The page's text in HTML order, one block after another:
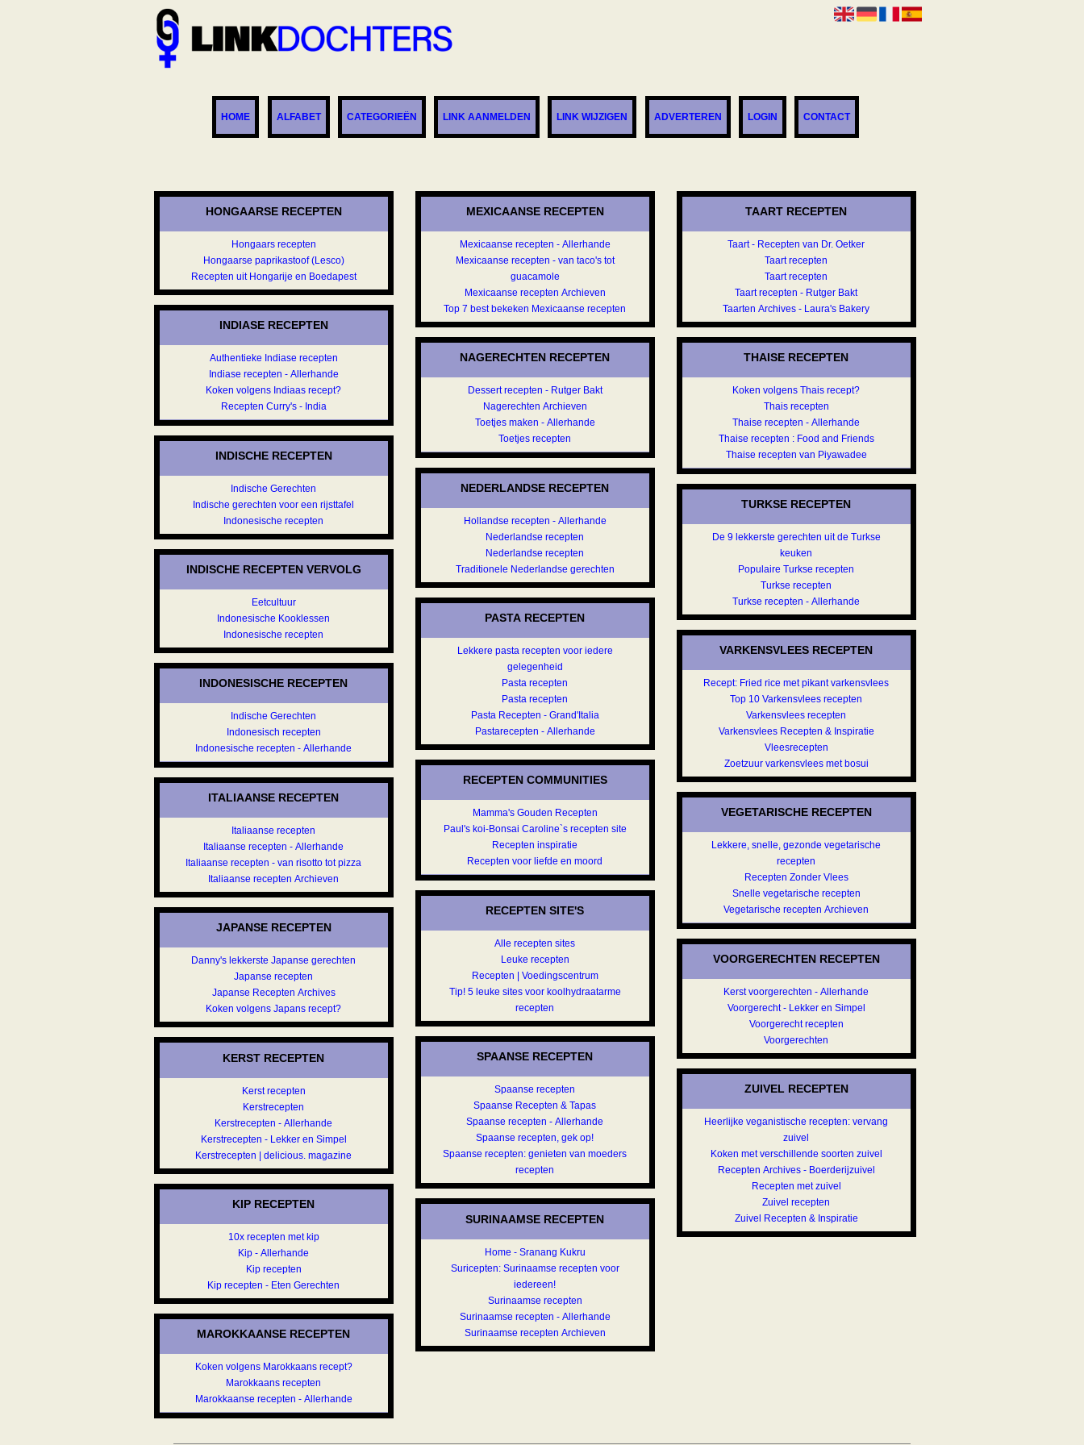
HOME ALFABET CATEGORIEËN LINK AANMELDEN LINK WIJZIGEN ADVERTEREN LOGIN CONTACT
HONGAARSE RECEPTEN
Hongaars recepten
Hongaarse paprikastoof (Lesco)
Recepten uit Hongarije en Boedapest
INDIASE RECEPTEN
Authentieke Indiase recepten
Indiase recepten - Allerhande
Koken volgens Indiaas recept?
Recepten Curry's - India
INDISCHE RECEPTEN
Indische Gerechten
Indische gerechten voor een rijsttafel
Indonesische recepten
INDISCHE RECEPTEN VERVOLG
Eetcultuur
Indonesische Kooklessen
Indonesische recepten
INDONESISCHE RECEPTEN
Indische Gerechten
Indonesisch recepten
Indonesische recepten - Allerhande
ITALIAANSE RECEPTEN
Italiaanse recepten
Italiaanse recepten - Allerhande
Italiaanse recepten - van risotto tot pizza
Italiaanse recepten Archieven
JAPANSE RECEPTEN
Danny's lekkerste Japanse gerechten
Japanse recepten
Japanse Recepten Archives
Koken volgens Japans recept?
KERST RECEPTEN
Kerst recepten
Kerstrecepten
Kerstrecepten - Allerhande
Kerstrecepten - Lekker en Simpel
Kerstrecepten | delicious. magazine
KIP RECEPTEN
10x recepten met kip
Kip - Allerhande
Kip recepten
Kip recepten - Eten Gerechten
MAROKKAANSE RECEPTEN
Koken volgens Marokkaans recept?
Marokkaans recepten
Marokkaanse recepten - Allerhande
MEXICAANSE RECEPTEN
Mexicaanse recepten - Allerhande
Mexicaanse recepten - van taco's tot
guacamole
Mexicaanse recepten Archieven
Top 7 best bekeken Mexicaanse recepten
NAGERECHTEN RECEPTEN
Dessert recepten - Rutger Bakt
Nagerechten Archieven
Toetjes maken - Allerhande
Toetjes recepten
NEDERLANDSE RECEPTEN
Hollandse recepten - Allerhande
Nederlandse recepten
Nederlandse recepten
Traditionele Nederlandse gerechten
PASTA RECEPTEN
Lekkere pasta recepten voor iedere
gelegenheid
Pasta recepten
Pasta recepten
Pasta Recepten - Grand'Italia
Pastarecepten - Allerhande
RECEPTEN COMMUNITIES
Mamma's Gouden Recepten
Paul's koi-Bonsai Caroline`s recepten site
Recepten inspiratie
Recepten voor liefde en moord
RECEPTEN SITE'S
Alle recepten sites
Leuke recepten
Recepten | Voedingscentrum
Tip! 5 leuke sites voor koolhydraatarme
recepten
SPAANSE RECEPTEN
Spaanse recepten
Spaanse Recepten & Tapas
Spaanse recepten - Allerhande
Spaanse recepten, gek op!
Spaanse recepten: genieten van moeders
recepten
SURINAAMSE RECEPTEN
Home - Sranang Kukru
Suricepten: Surinaamse recepten voor
iedereen!
Surinaamse recepten
Surinaamse recepten - Allerhande
Surinaamse recepten Archieven
TAART RECEPTEN
Taart - Recepten van Dr. Oetker
Taart recepten
Taart recepten
Taart recepten - Rutger Bakt
Taarten Archives - Laura's Bakery
THAISE RECEPTEN
Koken volgens Thais recept?
Thais recepten
Thaise recepten - Allerhande
Thaise recepten : Food and Friends
Thaise recepten van Piyawadee
TURKSE RECEPTEN
De 9 lekkerste gerechten uit de Turkse
keuken
Populaire Turkse recepten
Turkse recepten
Turkse recepten - Allerhande
VARKENSVLEES RECEPTEN
Recept: Fried rice met pikant varkensvlees
Top 10 Varkensvlees recepten
Varkensvlees recepten
Varkensvlees Recepten & Inspiratie
Vleesrecepten
Zoetzuur varkensvlees met bosui
VEGETARISCHE RECEPTEN
Lekkere, snelle, gezonde vegetarische
recepten
Recepten Zonder Vlees
Snelle vegetarische recepten
Vegetarische recepten Archieven
VOORGERECHTEN RECEPTEN
Kerst voorgerechten - Allerhande
Voorgerecht - Lekker en Simpel
Voorgerecht recepten
Voorgerechten
ZUIVEL RECEPTEN
Heerlijke veganistische recepten: vervang
zuivel
Koken met verschillende soorten zuivel
Recepten Archives - Boerderijzuivel
Recepten met zuivel
Zuivel recepten
Zuivel Recepten & Inspiratie